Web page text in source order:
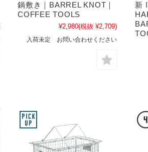
鍋敷き｜BARREL KNOT｜
COFFEE TOOLS
¥2,980(税抜 ¥2,709)
入荷未定 お問い合わせください
新